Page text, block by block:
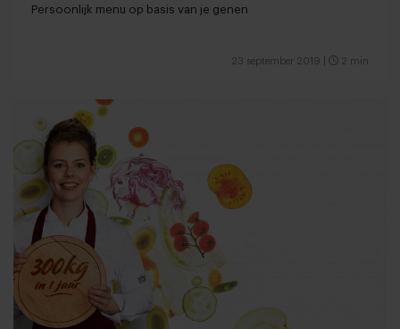
Persoonlijk menu op basis van je genen
23 september 2019 2 min